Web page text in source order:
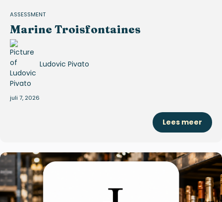
ASSESSMENT
Marine Troisfontaines
Ludovic Pivato
juli 7, 2026
Lees meer